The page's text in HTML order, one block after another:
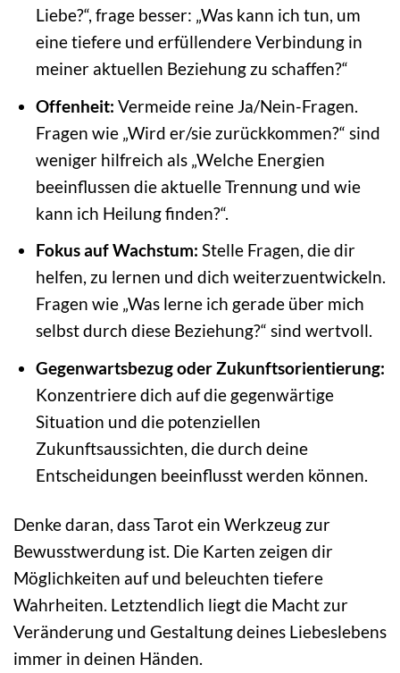
Liebe?“, frage besser: „Was kann ich tun, um
eine tiefere und erfüllendere Verbindung in
meiner aktuellen Beziehung zu schaffen?“
Offenheit: Vermeide reine Ja/Nein-Fragen.
Fragen wie „Wird er/sie zurückkommen?“ sind
weniger hilfreich als „Welche Energien
beeinflussen die aktuelle Trennung und wie
kann ich Heilung finden?“.
Fokus auf Wachstum: Stelle Fragen, die dir
helfen, zu lernen und dich weiterzuentwickeln.
Fragen wie „Was lerne ich gerade über mich
selbst durch diese Beziehung?“ sind wertvoll.
Gegenwartsbezug oder Zukunftsorientierung:
Konzentriere dich auf die gegenwärtige
Situation und die potenziellen
Zukunftsaussichten, die durch deine
Entscheidungen beeinflusst werden können.
Denke daran, dass Tarot ein Werkzeug zur
Bewusstwerdung ist. Die Karten zeigen dir
Möglichkeiten auf und beleuchten tiefere
Wahrheiten. Letztendlich liegt die Macht zur
Veränderung und Gestaltung deines Liebeslebens
immer in deinen Händen.